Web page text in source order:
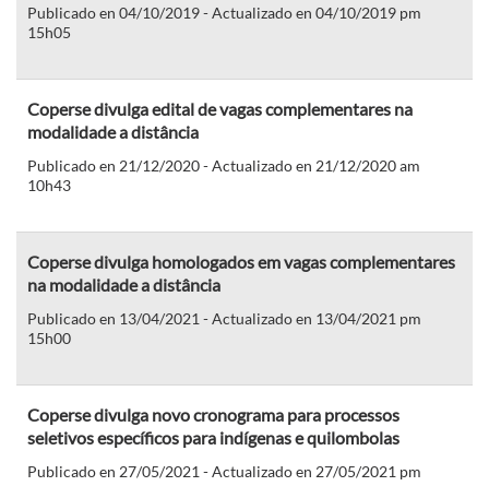
Publicado en 04/10/2019 - Actualizado en 04/10/2019 pm
15h05
Coperse divulga edital de vagas complementares na
modalidade a distância
Publicado en 21/12/2020 - Actualizado en 21/12/2020 am
10h43
Coperse divulga homologados em vagas complementares
na modalidade a distância
Publicado en 13/04/2021 - Actualizado en 13/04/2021 pm
15h00
Coperse divulga novo cronograma para processos
seletivos específicos para indígenas e quilombolas
Publicado en 27/05/2021 - Actualizado en 27/05/2021 pm